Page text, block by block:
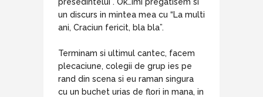
un discurs in mintea mea cu “La multi
ani, Craciun fericit, bla bla”.
Terminam si ultimul cantec, facem
plecaciune, colegii de grup ies pe
rand din scena si eu raman singura
cu un buchet urias de flori in mana, in